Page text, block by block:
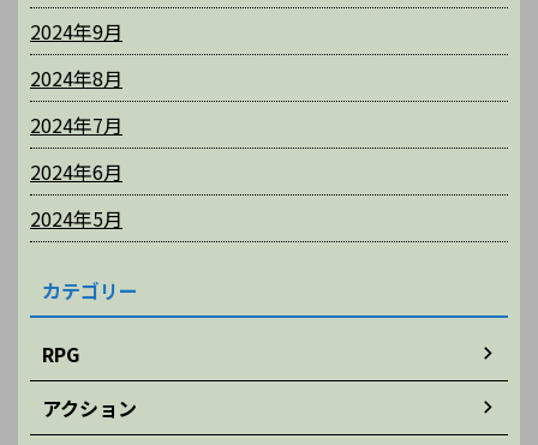
2024年9月
2024年8月
2024年7月
2024年6月
2024年5月
カテゴリー
RPG
アクション